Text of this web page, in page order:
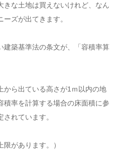
きな土地は買えないけれど、なん
ズが出てきます。
建築基準法の条文が、「容積率算
から出ている高さが1ｍ以内の地
積率を計算する場合の床面積に参
れています。
があります。）